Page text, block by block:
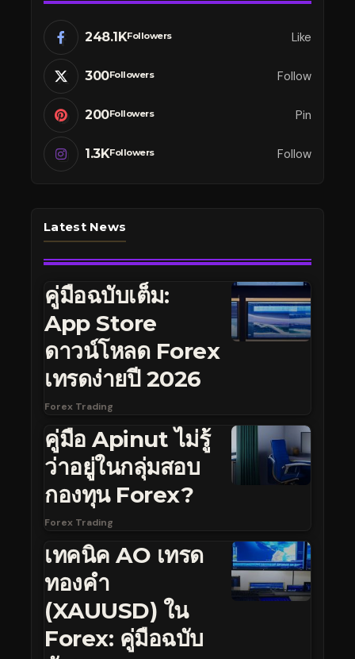
248.1KFollowers Like
300Followers Follow
200Followers Pin
1.3KFollowers Follow
Latest News
คู่มือฉบับเต็ม:
App Store
ดาวน์โหลด Forex
เทรดง่ายปี 2026
Forex Trading
คู่มือ Apinut ไม่รู้
ว่าอยู่ในกลุ่มสอบ
กองทุน Forex?
Forex Trading
เทคนิค AO เทรด
ทองคำ
(XAUUSD) ใน
Forex: คู่มือฉบับ